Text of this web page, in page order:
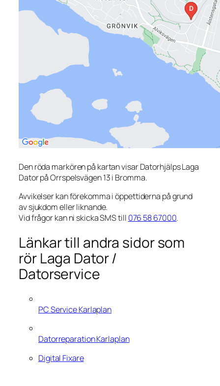
Den röda markören på kartan visar Datorhjälps Laga
Dator på Orrspelsvägen 13 i Bromma.
Avvikelser kan förekomma i öppettiderna på grund
av sjukdom eller liknande.
Vid frågor kan ni skicka SMS till 076 58 67000.
Länkar till andra sidor som
rör Laga Dator /
Datorservice
PC Service Karlaplan
Datorreparation Karlaplan
Digital Fixare